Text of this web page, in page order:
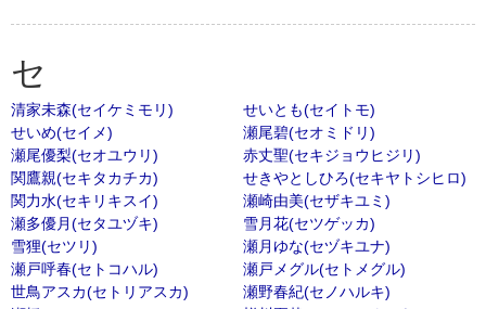
セ
清家未森(セイケミモリ)
せいとも(セイトモ)
せいめ(セイメ)
瀬尾碧(セオミドリ)
瀬尾優梨(セオユウリ)
赤丈聖(セキジョウヒジリ)
関鷹親(セキタカチカ)
せきやとしひろ(セキヤトシヒロ)
関力水(セキリキスイ)
瀬崎由美(セザキユミ)
瀬多優月(セタユヅキ)
雪月花(セツゲッカ)
雪狸(セツリ)
瀬月ゆな(セヅキユナ)
瀬戸呼春(セトコハル)
瀬戸メグル(セトメグル)
世鳥アスカ(セトリアスカ)
瀬野春紀(セノハルキ)